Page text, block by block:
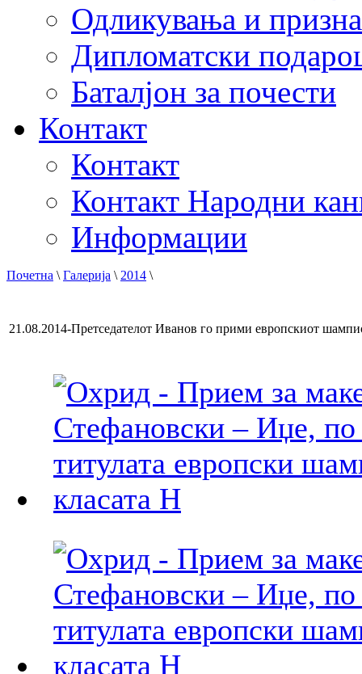
Одликувања и
Дипломатски
Баталјон за почести
Контакт
Контакт
Контакт Народни
Информации
Почетна \Галерија \2014 \
21.08.2014-Претседателот Иванов го прими европскиот